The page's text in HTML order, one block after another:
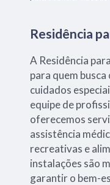
Residência
A Residência
para quem
cuidados
equipe de
oferecemos
assistência
recreativas e
instalações são
garantir o bem-